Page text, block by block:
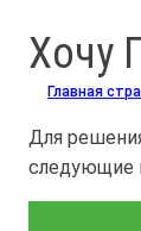
Хочу
Главная
Для
следующие